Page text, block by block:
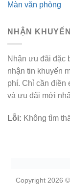
Màn văn phòng
NHẬN
Nhận ưu đãi đặc
nhận tin khuyến
phí. Chỉ cần điền
và ưu đãi mới
Lỗi: Không tìm
Copyright 2026 ©